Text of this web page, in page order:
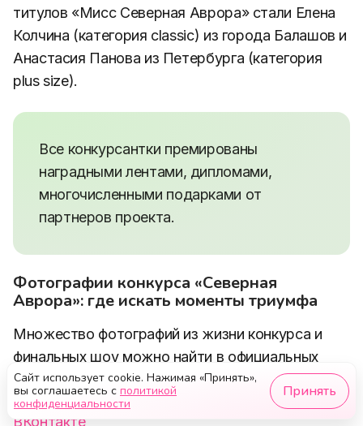
титулов «Мисс Северная Аврора» стали Елена
Колчина (категория classic) из города Балашов и
Анастасия Панова из Петербурга (категория
plus size).
Все конкурсантки премированы
наградными лентами, дипломами,
многочисленными подарками от
партнеров проекта.
Фотографии конкурса «Северная
Аврора»: где искать моменты триумфа
Множество фотографий из жизни конкурса и
финальных шоу можно найти в официальных
соц. сетях конкурса:
ВКонтакте
Сайт использует cookie. Нажимая «Принять»,
вы соглашаетесь с политикой
конфиденциальности
Принять